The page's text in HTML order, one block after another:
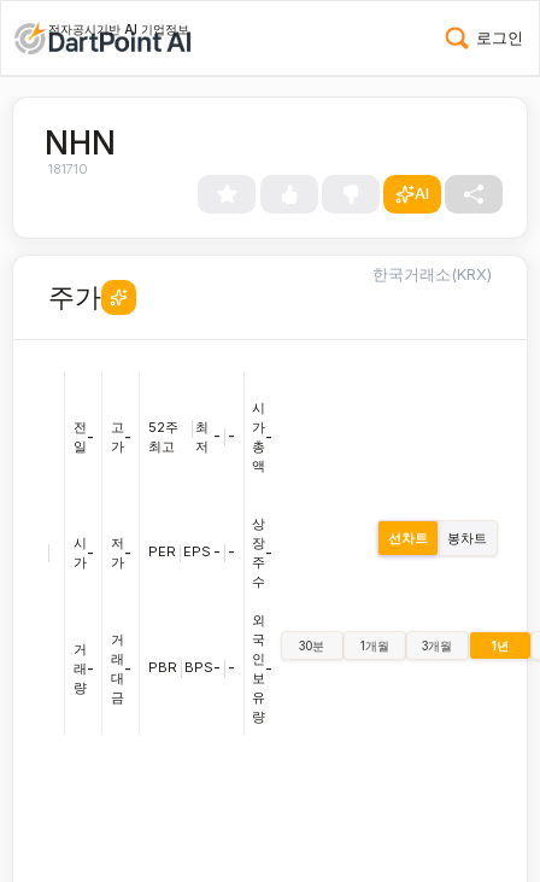
전자공시기반 AI 기업정보 로그인
NHN
181710
AI
주가
한국거래소(KRX)
전
일
-
시
가
-
거
래
량
-
고
가
-
저
가
-
거
래
대
금
-
52주
최고
최
저
- -
PER EPS - -
PBR BPS- -
시
가
총
액
-
상
장
주
수
-
외
국
인
보
유
량
-
선차트 봉차트
30분 1개월 3개월 1년